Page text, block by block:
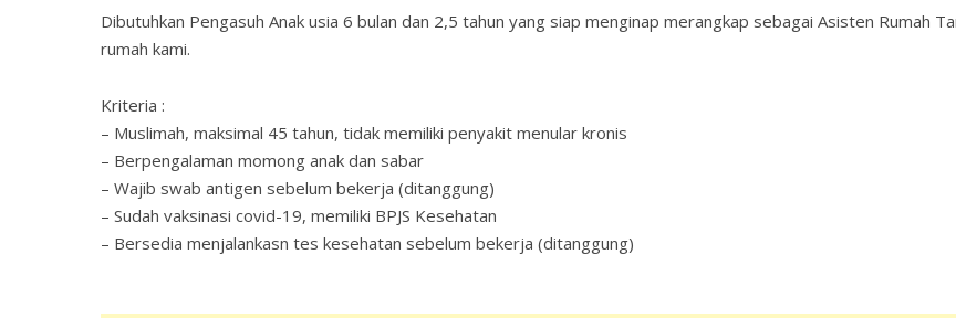
Dibutuhkan Pengasuh Anak usia 6 bulan dan 2,5 tahun yang siap menginap merangkap sebagai Asisten Rumah
rumah kami.
Kriteria :
– Muslimah, maksimal 45 tahun, tidak memiliki penyakit menular kronis
– Berpengalaman momong anak dan sabar
– Wajib swab antigen sebelum bekerja (ditanggung)
– Sudah vaksinasi covid-19, memiliki BPJS Kesehatan
– Bersedia menjalankasn tes kesehatan sebelum bekerja (ditanggung)